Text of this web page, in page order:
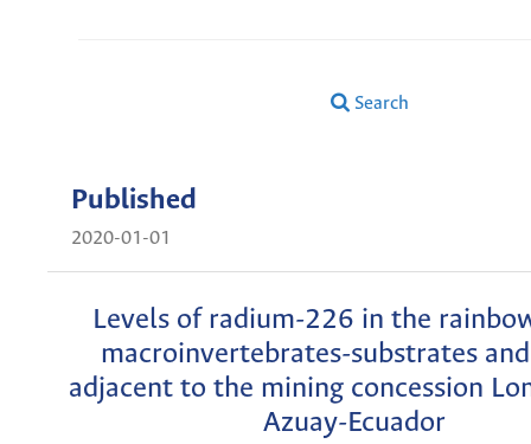
Search
Published
2020-01-01
Levels of radium-226 in the
macroinvertebrates-substrates
adjacent to the mining concession
Azuay-Ecuador